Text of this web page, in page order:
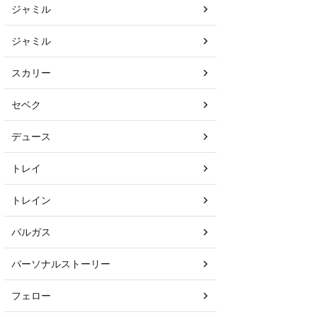
ジャミル
ジャミル
スカリー
セベク
デュース
トレイ
トレイン
バルガス
パーソナルストーリー
フェロー